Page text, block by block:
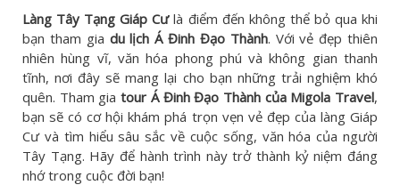
Làng Tây Tạng Giáp Cưlà điểm đến không thể bỏ qua khi
bạn tham gia du lịch Á Đinh Đạo Thành. Với vẻ đẹp thiên
nhiên hùng vĩ, văn hóa phong phú và không gian thanh
tĩnh, nơi đây sẽ mang lại cho bạn những trải nghiệm khó
quên. Tham giatour Á Đinh Đạo Thành của Migola Travel,
bạn sẽ có cơ hội khám phá trọn vẹn vẻ đẹp của làng Giáp
Cư và tìm hiểu sâu sắc về cuộc sống, văn hóa của người
Tây Tạng. Hãy để hành trình này trở thành kỷ niệm đáng
nhớ trong cuộc đời bạn!